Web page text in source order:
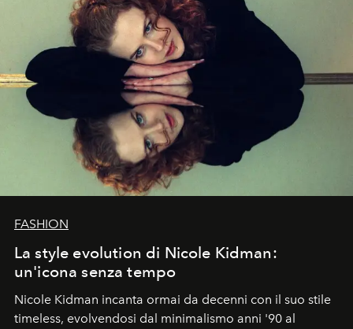
FASHION
La style evolution di Nicole Kidman:
un'icona senza tempo
Nicole Kidman incanta ormai da decenni con il suo stile
timeless, evolvendosi dal minimalismo anni '90 al